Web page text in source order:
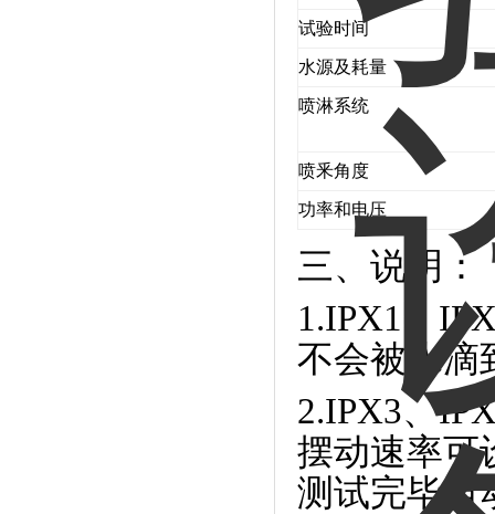
试验时间
水源及耗量
喷淋系统
喷釆角度
功率和电压
三、 说明：
1.IPX1、
不会被水滴
2.IPX3、
摆动速率可
测试完毕自